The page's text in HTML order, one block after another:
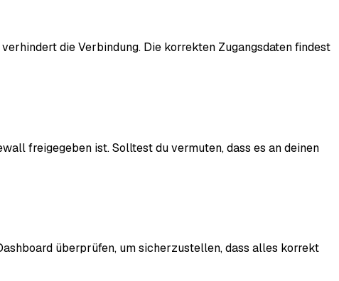
die Verbindung. Die korrekten Zugangsdaten findest
freigegeben ist. Solltest du vermuten, dass es an deinen
überprüfen, um sicherzustellen, dass alles korrekt